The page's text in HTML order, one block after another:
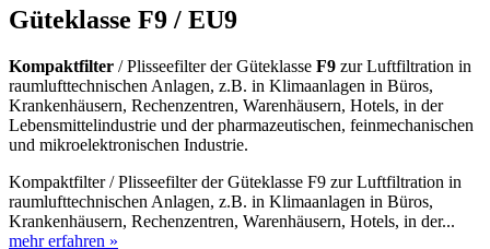
Güteklasse F9 / EU9
Kompaktfilter / Plisseefilter der Güteklasse F9 zur Luftfiltration in
raumlufttechnischen Anlagen, z.B. in Klimaanlagen in Büros,
Krankenhäusern, Rechenzentren, Warenhäusern, Hotels, in der
Lebensmittelindustrie und der pharmazeutischen, feinmechanischen
und mikroelektronischen Industrie.
Kompaktfilter / Plisseefilter der Güteklasse F9 zur Luftfiltration in
raumlufttechnischen Anlagen, z.B. in Klimaanlagen in Büros,
Krankenhäusern, Rechenzentren, Warenhäusern, Hotels, in der...
mehr erfahren »